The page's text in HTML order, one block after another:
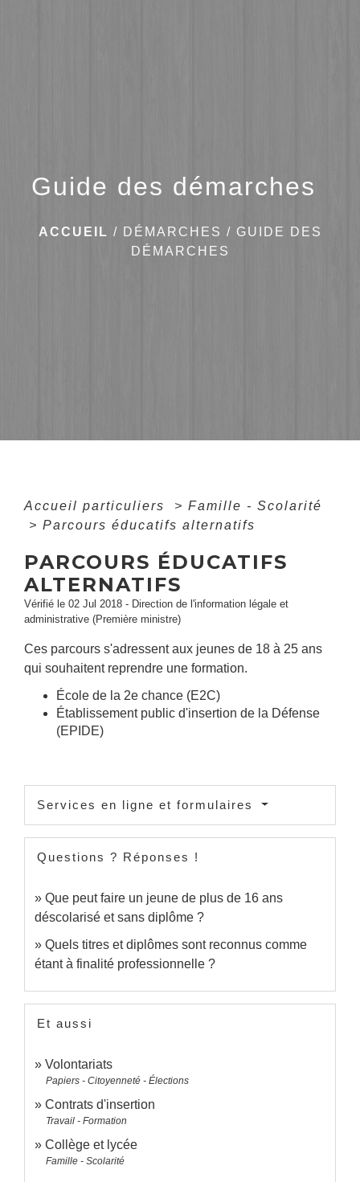
Guide des démarches
ACCUEIL / DÉMARCHES / GUIDE DES
DÉMARCHES
Accueil particuliers > Famille - Scolarité
> Parcours éducatifs alternatifs
PARCOURS ÉDUCATIFS
ALTERNATIFS
Vérifié le 02 Jul 2018 - Direction de l'information légale et
administrative (Première ministre)
Ces parcours s'adressent aux jeunes de 18 à 25 ans
qui souhaitent reprendre une formation.
École de la 2e chance (E2C)
Établissement public d'insertion de la Défense
(EPIDE)
Services en ligne et formulaires
Questions ? Réponses !
Que peut faire un jeune de plus de 16 ans
déscolarisé et sans diplôme ?
Quels titres et diplômes sont reconnus comme
étant à finalité professionnelle ?
Et aussi
Volontariats
Papiers - Citoyenneté - Élections
Contrats d'insertion
Travail - Formation
Collège et lycée
Famille - Scolarité